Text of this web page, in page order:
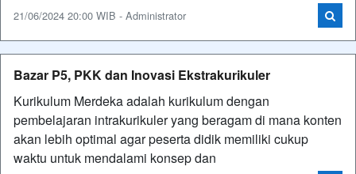
21/06/2024 20:00 WIB - Administrator
Bazar P5, PKK dan Inovasi Ekstrakurikuler
Kurikulum Merdeka adalah kurikulum dengan
pembelajaran intrakurikuler yang beragam di mana konten
akan lebih optimal agar peserta didik memiliki cukup
waktu untuk mendalami konsep dan